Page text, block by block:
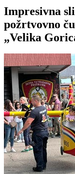
Impresivna
požrtvovno
„Velika